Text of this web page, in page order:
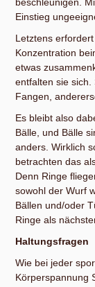
Einstieg
Letztens
Konzentration
etwas
entfalten sie sich.
Fangen,
Es bleibt also
Bälle, und Bälle
anders. Wirklich
betrachten das
Denn Ringe
sowohl der Wurf
Bällen und/oder
Ringe als
Haltungsfragen
Wie bei jeder
Körperspannung